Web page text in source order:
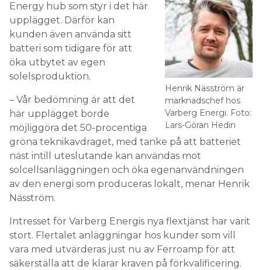
Henrik Näsström är
marknadschef hos
Varberg Energi. Foto:
Lars-Göran Hedin
Energy hub som styr i det här
upplägget. Därför kan
kunden även använda sitt
batteri som tidigare för att
öka utbytet av egen
solelsproduktion.
– Vår bedömning är att det
här upplägget borde
möjliggöra det 50-procentiga
gröna teknikavdraget, med tanke på att batteriet
näst intill uteslutande kan användas mot
solcellsanläggningen och öka egenanvändningen
av den energi som produceras lokalt, menar Henrik
Näsström.
Intresset för Varberg Energis nya flextjänst har varit
stort. Flertalet anläggningar hos kunder som vill
vara med utvärderas just nu av Ferroamp för att
säkerställa att de klarar kraven på förkvalificering.